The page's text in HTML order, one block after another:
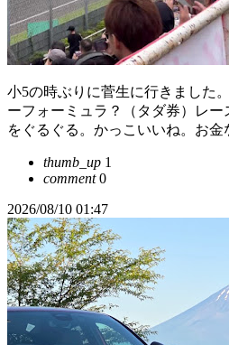
小5の時ぶりに菅生に行きました
ーフォーミュラ？（タダ券）レー
をぐるぐる。かっこいいね。お金
thumb_up 1
comment0
2026/08/10 01:47